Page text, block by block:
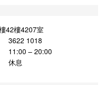
42樓4207室
3622 1018
11:00 – 20:00
休息